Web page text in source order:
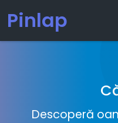
Pinlap
Descoperă